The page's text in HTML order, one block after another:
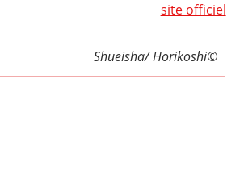
site officiel
Shueisha/ Horikoshi©